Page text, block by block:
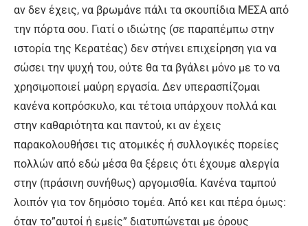
αν δεν έχεις, να βρωμάνε πάλι τα σκουπίδια ΜΕΣΑ από
την πόρτα σου. Γιατί ο ιδιώτης (σε παραπέμπω στην
ιστορία της Κερατέας) δεν στήνει επιχείρηση για να
σώσει την ψυχή του, ούτε θα τα βγάλει μόνο με το να
χρησιμοποιεί μαύρη εργασία. Δεν υπερασπίζομαι
κανένα κοπρόσκυλο, και τέτοια υπάρχουν πολλά και
στην καθαριότητα και παντού, κι αν έχεις
παρακολουθήσει τις ατομικές ή συλλογικές πορείες
πολλών από εδώ μέσα θα ξέρεις ότι έχουμε αλεργία
στην (πράσινη συνήθως) αργομισθία. Κανένα ταμπού
λοιπόν για τον δημόσιο τομέα. Από κει και πέρα όμως:
όταν το”αυτοί ή εμείς” διατυπώνεται με όρους